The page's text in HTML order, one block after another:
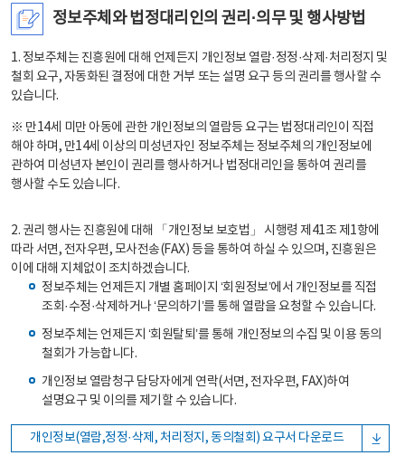
정보주체와 법정대리인의 권리·의무 및 행사방법
1. 정보주체는 진흥원에 대해 언제든지 개인정보 열람·정정·삭제·처리정지 및
철회 요구, 자동화된 결정에 대한 거부 또는 설명 요구 등의 권리를 행사할 수
있습니다.
※ 만14세 미만 아동에 관한 개인정보의 열람등 요구는 법정대리인이 직접
해야 하며, 만14세 이상의 미성년자인 정보주체는 정보주체의 개인정보에
관하여 미성년자 본인이 권리를 행사하거나 법정대리인을 통하여 권리를
행사할 수도 있습니다.
2. 권리 행사는 진흥원에 대해 「개인정보 보호법」 시행령 제41조 제1항에
따라 서면, 전자우편, 모사전송(FAX) 등을 통하여 하실 수 있으며, 진흥원은
이에 대해 지체없이 조치하겠습니다.
정보주체는 언제든지 개별 홈페이지 ‘회원정보’에서 개인정보를 직접
조회·수정·삭제하거나 ‘문의하기’를 통해 열람을 요청할 수 있습니다.
정보주체는 언제든지 ‘회원탈퇴’를 통해 개인정보의 수집 및 이용 동의
철회가 가능합니다.
개인정보 열람청구 담당자에게 연락(서면, 전자우편, FAX)하여
설명요구 및 이의를 제기할 수 있습니다.
개인정보(열람,정정·삭제, 처리정지, 동의철회) 요구서 다운로드